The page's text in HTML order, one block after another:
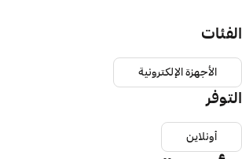
الفئات
الأجهزة الإلكترونية
التوفر
أونلاين